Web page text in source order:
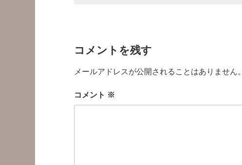
コメントを残す
メールアドレスが公開されることはありません。
コメント ※